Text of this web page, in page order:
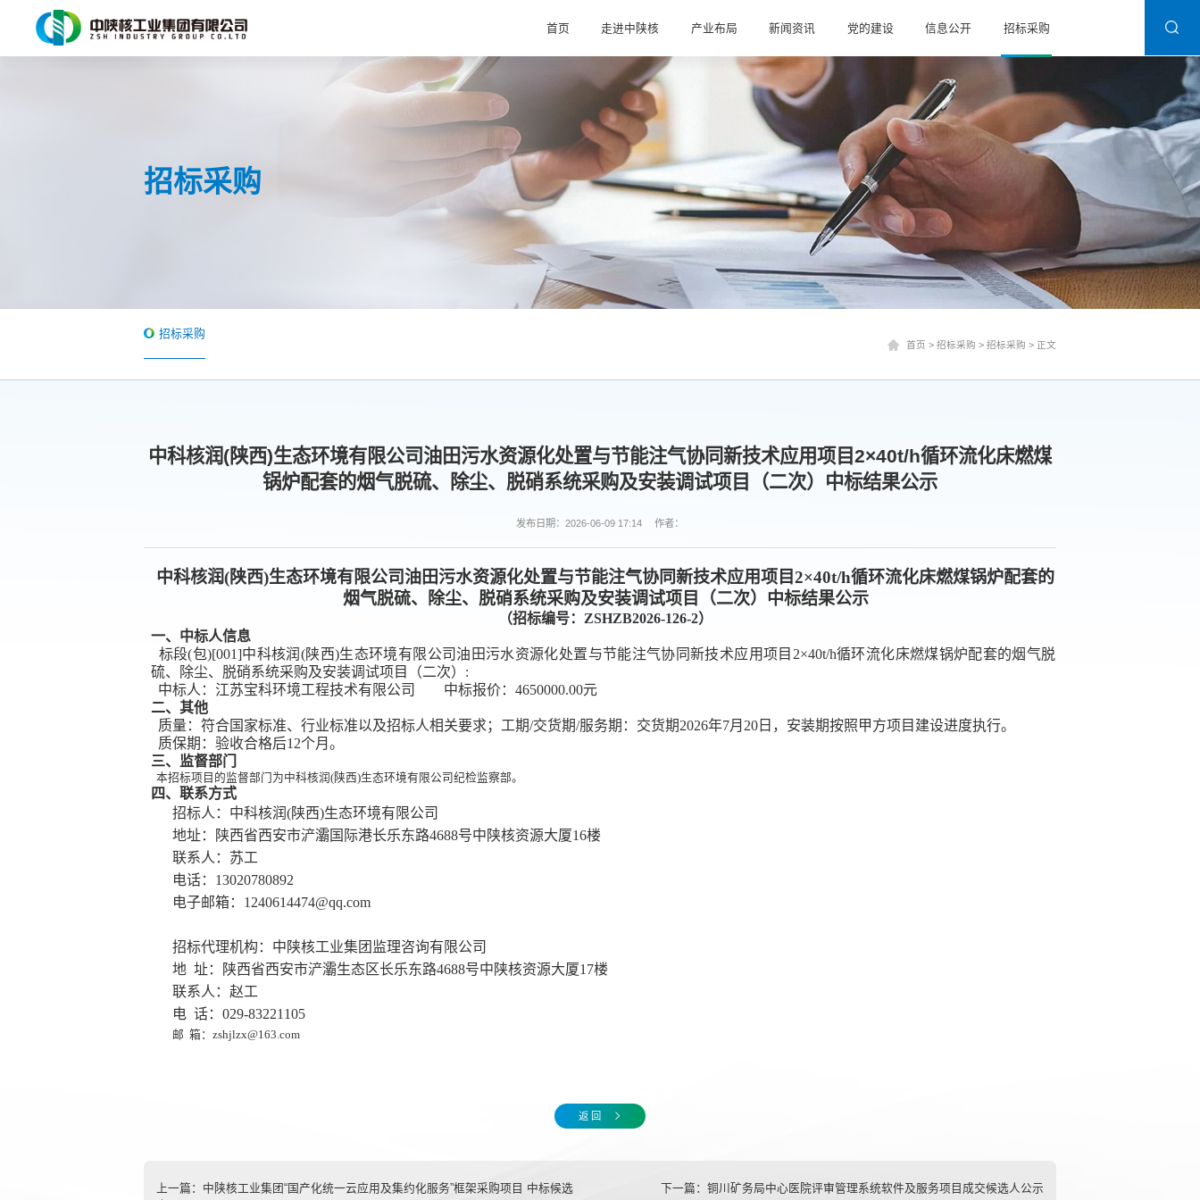
首页 走进中陕核 产业布局 新闻资讯 党的建设 信息公开 招标采购
招标采购
招标采购
首页 >招标采购 >招标采购 > 正文
中科核润(陕西)生态环境有限公司油田污水资源化处置与节能注气协同新技术应用项目2×40t/h循环流化床燃煤
锅炉配套的烟气脱硫、除尘、脱硝系统采购及安装调试项目（二次）中标结果公示
发布日期：2026-06-09 17:14 作者：
中科核润(陕西)生态环境有限公司油田污水资源化处置与节能注气协同新技术应用项目2×40t/h循环流化床燃煤锅炉配套的
烟气脱硫、除尘、脱硝系统采购及安装调试项目（二次） 中标结果公示
（招标编号： ZSHZB2026-126-2）
一、 中标人信息
标段(包)[001]中科核润(陕西)生态环境有限公司油田污水资源化处置与节能注气协同新技术应用项目2×40t/h循环流化床燃煤锅炉配套的烟气脱
硫、除尘、脱硝系统采购及安装调试项目（二次） :
中标人：江苏宝科环境工程技术有限公司
中标报价： 4650000.00元
二、其他
质量：符合国家标准、行业标准以及招标人相关要求 ；工期/交货期/服务期：交货期2026年7月20日，安装期按照甲方项目建设进度执行。
质保期：验收合格后12个月。
三、监督部门
本招标项目的监督部门为中科核润(陕西)生态环境有限公司纪检监察部。
四、联系方式
招标人：中科核润(陕西)生态环境有限公司
地址：陕西省西安市浐灞国际港长乐东路4688号中陕核资源大厦16楼
联系人：苏工
电话： 13020780892
电子邮箱： 1240614474@qq.com
招标代理机构：中陕核工业集团监理咨询有限公司
地 址：陕西省西安市浐灞生态区长乐东路4688号中陕核资源大厦17楼
联系人：赵工
电 话： 029-83221105
邮 箱： zshjlzx@163.com
返 回
上一篇： 中陕核工业集团“国产化统一云应用及集约化服务”框架采购项目 中标候选
下一篇： 铜川矿务局中心医院评审管理系统软件及服务项目成交候选人公示